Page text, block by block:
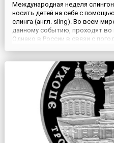
Международная неделя
носить детей на себе с
слинга (англ. sling). Во всем
данному событию, проходят
Однако в России в связи с
Неделя слин...